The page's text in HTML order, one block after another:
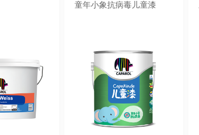
童年小象抗病毒儿童漆